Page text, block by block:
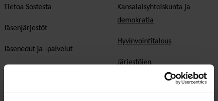
Tietoa Sostesta
Jäsenjärjestöt
Jäsenedut ja -palvelut
Hae jäseneksi
Verkostot
Kansalaisyhteiskunta ja
demokratia
Hyvinvointitalous
Järjestöjen
toimintaedellytykset